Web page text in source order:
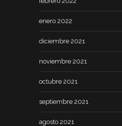
enero 2022
diciembre 2021
noviembre 2021
octubre 2021
septiembre 2021
agosto 2021